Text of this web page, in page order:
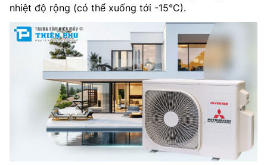
nhiệt độ rộng (có thể xuống tới -15°C).